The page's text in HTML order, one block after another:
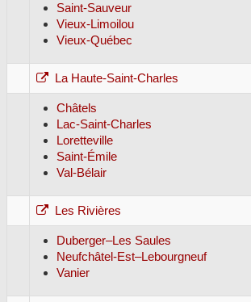
Saint-Sauveur
Vieux-Limoilou
Vieux-Québec
La Haute-Saint-Charles
Châtels
Lac-Saint-Charles
Loretteville
Saint-Émile
Val-Bélair
Les Rivières
Duberger–Les Saules
Neufchâtel-Est–Lebourgneuf
Vanier